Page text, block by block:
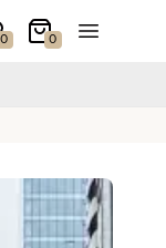
0 mia wishlist
0
Il mio carrello
Aprire il